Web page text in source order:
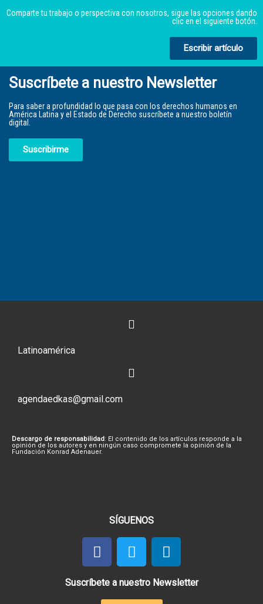
Comparte tu trabajo o perspectiva con nosotros, sigue las opciones dando
clic en el siguiente botón.
Escribir artículo
Suscríbete a nuestro Newsletter
Para saber a profundidad lo que pasa con los derechos humanos en
América Latina y el Estado de Derecho suscríbete a nuestro boletín
digital.
Suscribirme
Latinoamérica
agendaedkas@gmail.com
Descargo de responsabilidad: El contenido de los artículos responde a la
opinión de los autores y en ningún caso compromete la opinión de la
Fundación Konrad Adenauer.
SÍGUENOS
Suscríbete a nuestro Newsletter